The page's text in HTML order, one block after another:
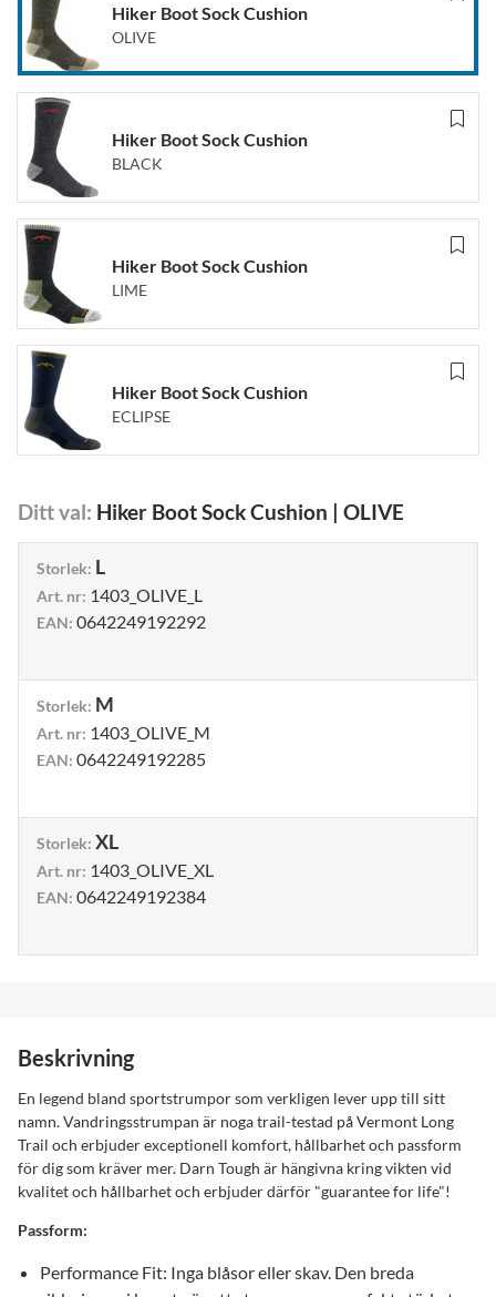
Hiker Boot Sock Cushion
OLIVE
Hiker Boot Sock Cushion
BLACK
Hiker Boot Sock Cushion
LIME
Hiker Boot Sock Cushion
ECLIPSE
Ditt val: Hiker Boot Sock Cushion | OLIVE
Storlek: L
Art. nr: 1403_OLIVE_L
EAN: 0642249192292
Storlek: M
Art. nr: 1403_OLIVE_M
EAN: 0642249192285
Storlek: XL
Art. nr: 1403_OLIVE_XL
EAN: 0642249192384
Beskrivning
En legend bland sportstrumpor som verkligen lever upp till sitt
namn. Vandringsstrumpan är noga trail-testad på Vermont Long
Trail och erbjuder exceptionell komfort, hållbarhet och passform
för dig som kräver mer. Darn Tough är hängivna kring vikten vid
kvalitet och hållbarhet och erbjuder därför "guarantee for life"!
Passform:
Performance Fit: Inga blåsor eller skav. Den breda